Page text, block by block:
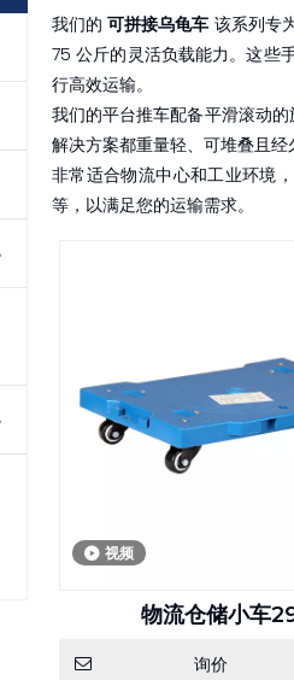
我们的可拼接乌龟车 该系列专
75 公斤的灵活负载能力。这些
行高效运输。
我们的平台推车配备平滑滚动
解决方案都重量轻、可堆叠且经
非常适合物流中心和工业环境，
等，以满足您的运输需求。
视频
物流仓储小车
询价